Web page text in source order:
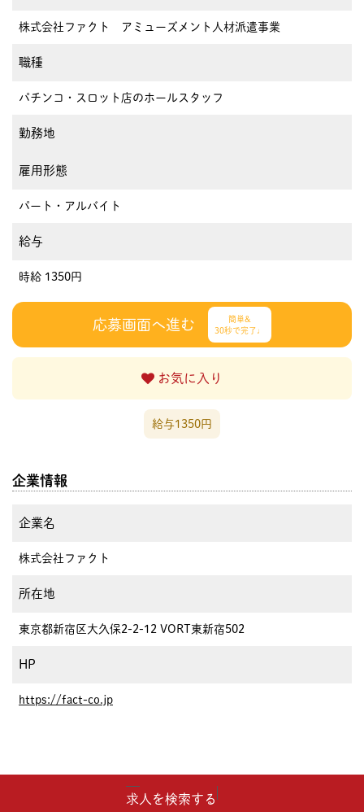
株式会社ファクト アミューズメント人材派遣事業
職種
パチンコ・スロット店のホールスタッフ
勤務地
雇用形態
パート・アルバイト
給与
時給 1350円
応募画面へ進む
簡単&
30秒で完了♩
お気に入り
給与1350円
企業情報
企業名
株式会社ファクト
所在地
東京都新宿区大久保2-2-12 VORT東新宿502
HP
https://fact-co.jp
求人を検索する